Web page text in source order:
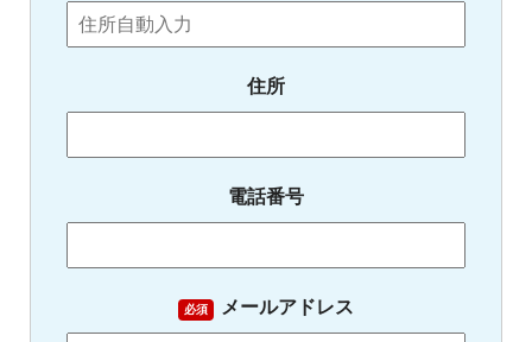
住所
電話番号
必須 メールアドレス